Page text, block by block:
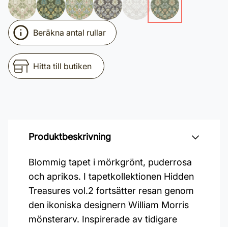
Beräkna antal rullar
Hitta till butiken
Produktbeskrivning
Blommig tapet i mörkgrönt, puderrosa
och aprikos. I tapetkollektionen Hidden
Treasures vol.2 fortsätter resan genom
den ikoniska designern William Morris
mönsterarv. Inspirerade av tidigare